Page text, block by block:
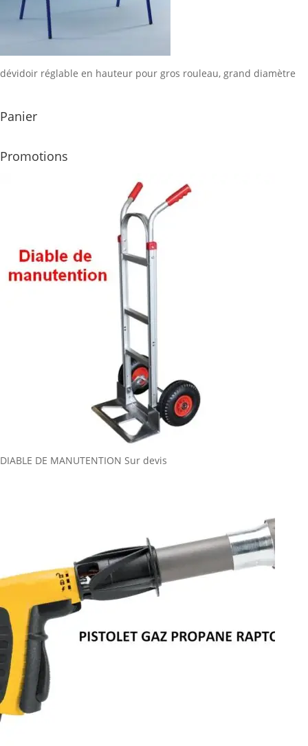
dévidoir réglable en hauteur pour gros rouleau, grand diamètre
Panier
Promotions
DIABLE DE MANUTENTION Sur devis